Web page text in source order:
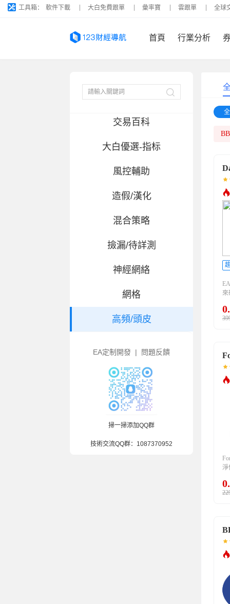
工具箱： 軟件下載 大白免費跟單 彙率寶 雲跟單 全球
首頁 行業分析
對沖/鎖倉
交易百科
大白優選-指标
風控輔助
造假/漢化
混合策略
撿漏/待詳測
神經網絡
網格
高頻/頭皮
EA定制開發 | 問題反饋
掃一掃添加QQ群
技術交流QQ群： 1087370952
來
（
（
周
淨
隻